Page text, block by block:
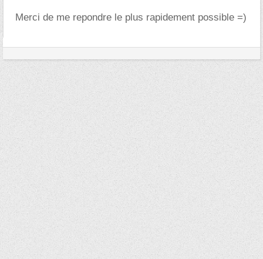
Merci de me repondre le plus rapidement possible =)